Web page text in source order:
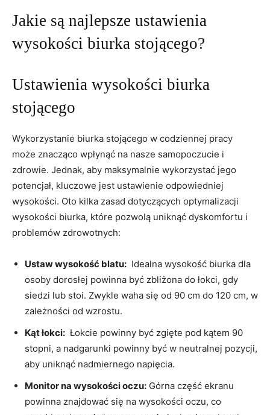
Jakie⁤ są najlepsze ustawienia
wysokości biurka‌ stojącego?
Ustawienia⁣ wysokości ‌biurka⁤
stojącego
Wykorzystanie biurka stojącego ⁣w codziennej​ pracy
⁤może ‍znacząco‌ wpłynąć na nasze samopoczucie i
zdrowie. Jednak, aby maksymalnie wykorzystać jego
potencjał,​ kluczowe jest ustawienie odpowiedniej
wysokości. Oto kilka ‌zasad dotyczących optymalizacji
wysokości biurka,​ które pozwolą uniknąć dyskomfortu i
problemów zdrowotnych:
Ustaw wysokość ‍blatu: ‍ Idealna ‍wysokość biurka dla
osoby dorosłej powinna ⁢być ⁢zbliżona do łokci, ‌gdy
siedzi‍ lub stoi. Zwykle waha się od 90⁢ cm‌ do 120 ‍cm, w
zależności⁤ od⁣ wzrostu.
Kąt łokci: ‌ Łokcie powinny być ‍zgięte pod ⁤kątem⁢ 90
stopni, a nadgarunki ‍powinny być w neutralnej​ pozycji,
‍aby uniknąć ​nadmiernego napięcia.
Monitor na wysokości oczu: Górna‌ część ekranu⁣
powinna znajdować ⁤się na⁤ wysokości​ oczu, ‌co